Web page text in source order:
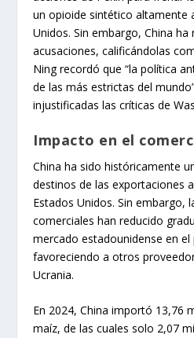
un opioide sintético altamente
Unidos. Sin embargo, China ha
acusaciones, calificándolas
Ning recordó que “la política
de las más estrictas del
injustificadas las críticas de
Impacto en el
China ha sido históricamente
destinos de las exportaciones
Estados Unidos. Sin embargo,
comerciales han reducido
mercado estadounidense en el
favoreciendo a otros
Ucrania.
En 2024, China importó 13,76
maíz, de las cuales solo 2,07